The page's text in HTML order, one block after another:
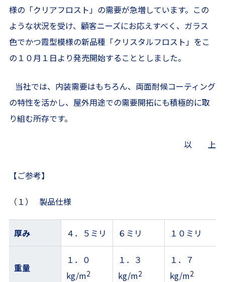
様の「クリアフロスト」の需要が急増しています。この
ような状況を受け、顧客ニーズにお応えすべく、ガラス
色でかつ霞型模様の新品種「クリスタルフロスト」をこ
の１０月１日より発売開始することとしました。
当社では、内装需要はもちろん、両面耐候コーティング
の特性を活かし、屋外用途での需要開拓にも積極的に取
り組む所存です。
以 上
【ご参考】
（１） 製品仕様
厚み ４．５ミリ ６ミリ １０ミリ
重量
１．０
kg/m2
１．３
kg/m2
１．７
kg/m2